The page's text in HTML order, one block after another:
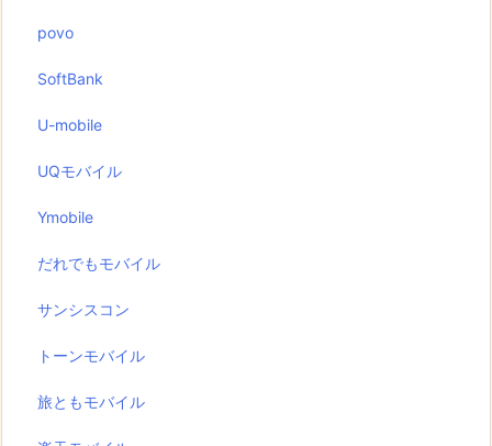
povo
SoftBank
U-mobile
UQモバイル
Ymobile
だれでもモバイル
サンシスコン
トーンモバイル
旅ともモバイル